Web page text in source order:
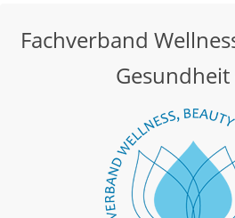
Fachverband
Gesundheit